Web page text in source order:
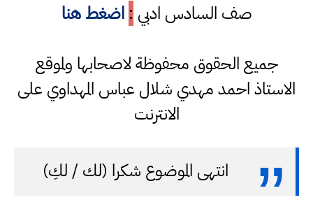
صف السادس ادبي : اضغط هنا
جميع الحقوق محفوظة لاصحابها ولموقع
الاستاذ احمد مهدي شلال عباس المهداوي على
الانترنت
انتهى الموضوع شكرا (لك / لكِ)